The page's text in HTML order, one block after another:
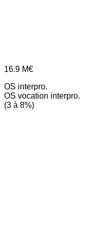
16.9 M€
OS interpro.
OS vocation interpro.
(3 à 8%)